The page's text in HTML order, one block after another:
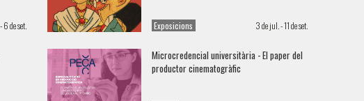
6 de set. Exposicions 3 de jul. - 11 de set.
Microcredencial universitària - El paper del
productor cinematogràfic